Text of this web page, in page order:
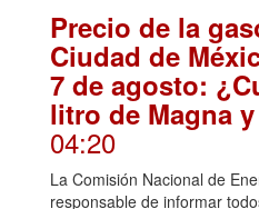
Precio de la
Ciudad de
7 de agosto:
litro de Magna
04:20
La Comisión Nacional de
responsable de informar